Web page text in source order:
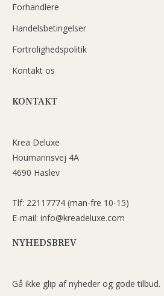
Forhandlere
Handelsbetingelser
Fortrolighedspolitik
Kontakt os
KONTAKT
Krea Deluxe
Houmannsvej 4A
4690 Haslev
Tlf: 22117774 (man-fre 10-15)
E-mail: info@kreadeluxe.com
NYHEDSBREV
Gå ikke glip af nyheder og gode tilbud.